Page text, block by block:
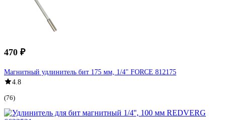
470 ₽
Магнитный удлинитель бит 175 мм, 1/4" FORCE 812175
4.8
(76)